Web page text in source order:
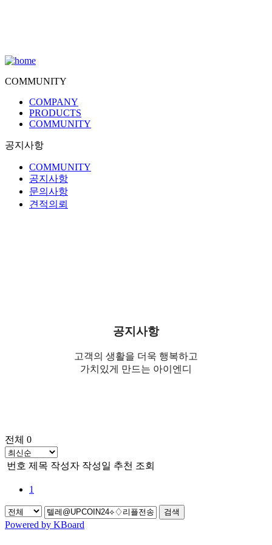
COMMUNITY
COMPANY
PRODUCTS
COMMUNITY
공지사항
COMMUNITY
공지사항
문의사항
견적의뢰
공지사항
고객의 생활을 더욱 행복하고
가치있게 만드는 아이엔디
전체 0
번호 제목 작성자 작성일 추천 조회
1
검색
Powered by KBoard